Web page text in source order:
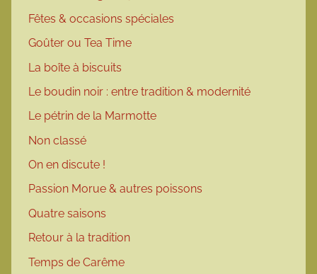
Fêtes & occasions spéciales
Goûter ou Tea Time
La boîte à biscuits
Le boudin noir : entre tradition & modernité
Le pétrin de la Marmotte
Non classé
On en discute !
Passion Morue & autres poissons
Quatre saisons
Retour à la tradition
Temps de Carême